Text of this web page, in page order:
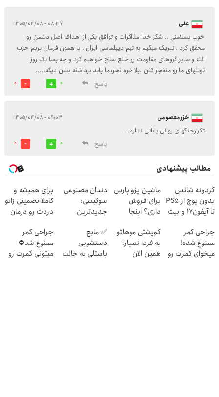
علی ۰۸:۳۷ - ۱۴۰۵/۰۴/۰۸
خوب بسلامتی .. شکر خدا مذاکرات و توافق یکی از اهداف اصل دشمن رو
محقق کرد . تبریک میگیم به تیم دیپلماسی ایران . با همون فرمان بریم حزب
الله و سایر گروهای مقاومت رو خلع سلاح خواهیم کرد و چه بسا یک روز
تونلهای ما رو منفجر کنن .بلا خره تحریما باید برداشته بشن دیگه.....
پاسخ
0
0
خزرمعصومی ۰۹:۰۳ - ۱۴۰۵/۰۴/۰۸
تکرارجنگهای روانی پایانی ندارد...
پاسخ
0
0
مطالب پیشنهادی
گردونه شانس
بدون پوچ از PS5
تا آیفون17 و بیت
ماشین پژو پارس
برای فروش
داری؟ اینجا
دندان مصنوعی
سوئیسی:
جدیدترین
سبک و مقاوم |
پرداخت قسطی
برای همیشه و
کاملا تضمینی زانو
دردت رو درمان
نامه ▶
جراحی کمر
ممنوع شده!
میخوای کمرت رو
کم‌پشتی موهاتو
به فردا نسپار؛
همین الان
✅ مایع
دستشویی
پاستلی به حالت
جراحی کمر
ممنوع شد⛔
میتونی کمرت رو